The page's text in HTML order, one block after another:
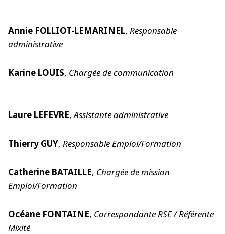
Annie FOLLIOT-LEMARINEL, Responsable
administrative
Karine LOUIS, Chargée de communication
Laure LEFEVRE,Assistante administrative
Thierry GUY, Responsable Emploi/Formation
Catherine BATAILLE, Chargée de mission
Emploi/Formation
Océane FONTAINE, Correspondante RSE / Référente
Mixité